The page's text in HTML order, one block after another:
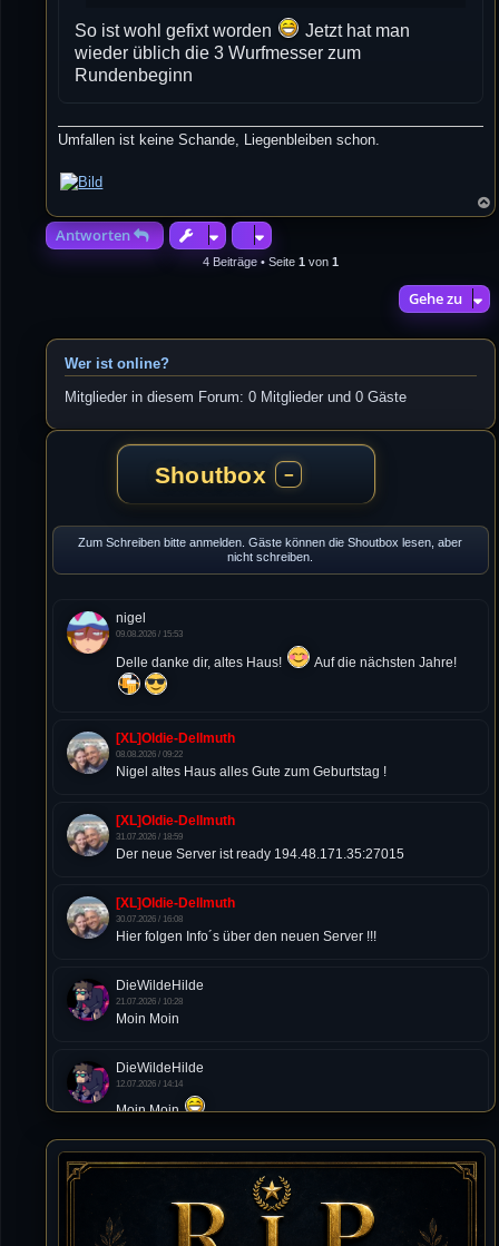
So ist wohl gefixt worden
Jetzt hat man
wieder üblich die 3 Wurfmesser zum
Rundenbeginn
Umfallen ist keine Schande, Liegenbleiben schon.
Antworten
4 Beiträge • Seite 1 von 1
Gehe zu
Wer ist online?
Mitglieder in diesem Forum: 0 Mitglieder und 0 Gäste
Shoutbox −
Zum Schreiben bitte anmelden. Gäste können die Shoutbox lesen, aber
nicht schreiben.
nigel
09.08.2026 / 15:53
Delle danke dir, altes Haus! Auf die nächsten Jahre!
[XL]Oldie-Dellmuth
08.08.2026 / 09:22
Nigel altes Haus alles Gute zum Geburtstag !
[XL]Oldie-Dellmuth
31.07.2026 / 18:59
Der neue Server ist ready 194.48.171.35:27015
[XL]Oldie-Dellmuth
30.07.2026 / 16:08
Hier folgen Info´s über den neuen Server !!!
DieWildeHilde
21.07.2026 / 10:28
Moin Moin
DieWildeHilde
12.07.2026 / 14:14
Moin Moin
Tommy
Tommy